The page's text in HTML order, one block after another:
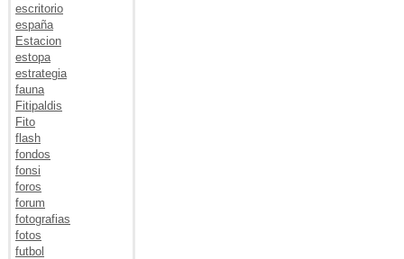
escritorio
españa
Estacion
estopa
estrategia
fauna
Fitipaldis
Fito
flash
fondos
fonsi
foros
forum
fotografias
fotos
futbol